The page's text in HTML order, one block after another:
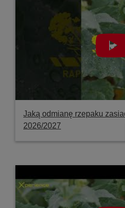
Jaką odmianę rzepaku
2026/2027